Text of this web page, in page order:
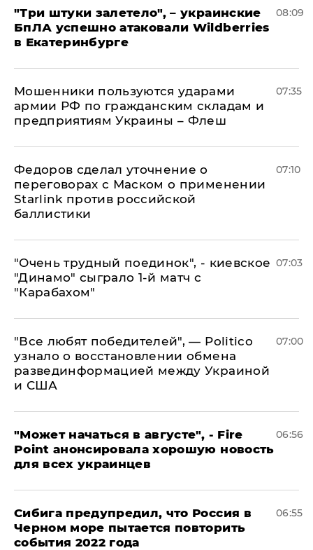
"Три штуки залетело", – украинские
БпЛА успешно атаковали Wildberries
в Екатеринбурге
08:09
Мошенники пользуются ударами
армии РФ по гражданским складам и
предприятиям Украины – Флеш
07:35
Федоров сделал уточнение о
переговорах с Маском о применении
Starlink против российской
баллистики
07:10
"Очень трудный поединок", - киевское
"Динамо" сыграло 1-й матч с
"Карабахом"
07:03
​"Все любят победителей", — Politico
узнало о восстановлении обмена
развединформацией между Украиной
и США
07:00
"Может начаться в августе", - Fire
Point анонсировала хорошую новость
для всех украинцев
06:56
Сибига предупредил, что Россия в
Черном море пытается повторить
события 2022 года
06:55